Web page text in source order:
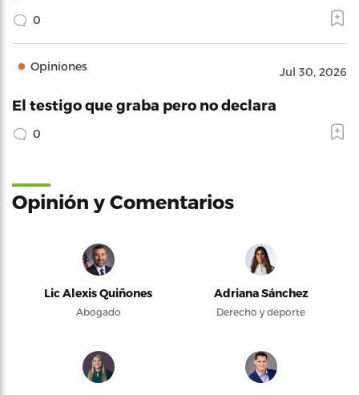
0
Opiniones Jul 30, 2026
El testigo que graba pero no declara
0
Opinión y Comentarios
Lic Alexis Quiñones
Abogado
Adriana Sánchez
Derecho y deporte